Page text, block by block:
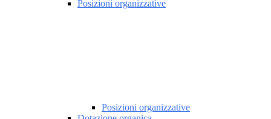
Posizioni organizzative
Posizioni organizzative